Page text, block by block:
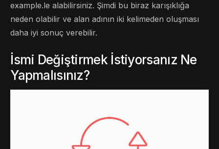
example.le alabilirsiniz. Şimdi bu biraz karışıklığa
neden olabilir ve alan adının iki kelimeden oluşması
daha iyi sonuç verebilir.
İsmi Değiştirmek İstiyorsanız Ne
Yapmalısınız?